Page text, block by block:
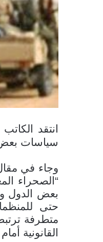
انتقد
سياسات بعض
وجاء في
“الصحراء
بعض الدول
حتى
متطرفة
القانونية